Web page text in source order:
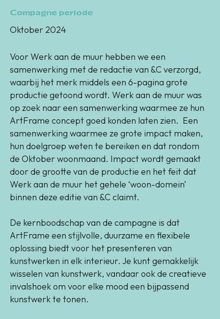
Compagne periode
Oktober 2024
Voor Werk aan de muur hebben we een
samenwerking met de redactie van &C verzorgd,
waarbij het merk middels een 6-pagina grote
productie getoond wordt. Werk aan de muur was
op zoek naar een samenwerking waarmee ze hun
ArtFrame concept goed konden laten zien. Een
samenwerking waarmee ze grote impact maken,
hun doelgroep weten te bereiken en dat rondom
de Oktober woonmaand. Impact wordt gemaakt
door de grootte van de productie en het feit dat
Werk aan de muur het gehele ‘woon-domein’
binnen deze editie van &C claimt.
De kernboodschap van de campagne is dat
ArtFrame een stijlvolle, duurzame en flexibele
oplossing biedt voor het presenteren van
kunstwerken in elk interieur. Je kunt gemakkelijk
wisselen van kunstwerk, vandaar ook de creatieve
invalshoek om voor elke mood een bijpassend
kunstwerk te tonen.